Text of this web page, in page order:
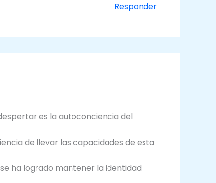
Responder
es la autoconciencia del
de llevar las capacidades de esta
ha logrado mantener la identidad